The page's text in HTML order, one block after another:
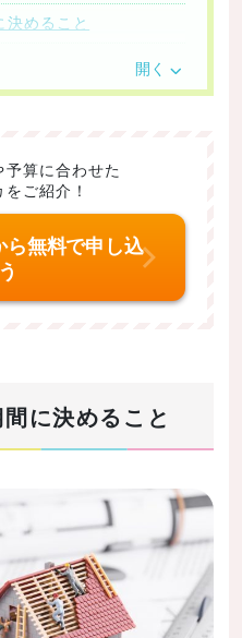
めること
めるときに注意する
る
ようにする
開く
算に合わせた
ご紹介！
ら無料で申し込
に決めること